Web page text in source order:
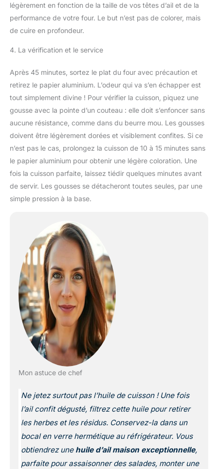
légèrement en fonction de la taille de vos têtes d’ail et de la
performance de votre four. Le but n’est pas de colorer, mais
de cuire en profondeur.
4. La vérification et le service
Après 45 minutes, sortez le plat du four avec précaution et
retirez le papier aluminium. L’odeur qui va s’en échapper est
tout simplement divine ! Pour vérifier la cuisson, piquez une
gousse avec la pointe d’un couteau : elle doit s’enfoncer sans
aucune résistance, comme dans du beurre mou. Les gousses
doivent être légèrement dorées et visiblement confites. Si ce
n’est pas le cas, prolongez la cuisson de 10 à 15 minutes sans
le papier aluminium pour obtenir une légère coloration. Une
fois la cuisson parfaite, laissez tiédir quelques minutes avant
de servir. Les gousses se détacheront toutes seules, par une
simple pression à la base.
Mon astuce de chef
Ne jetez surtout pas l’huile de cuisson ! Une fois
l’ail confit dégusté, filtrez cette huile pour retirer
les herbes et les résidus. Conservez-la dans un
bocal en verre hermétique au réfrigérateur. Vous
obtiendrez une huile d’ail maison exceptionnelle,
parfaite pour assaisonner des salades, monter une